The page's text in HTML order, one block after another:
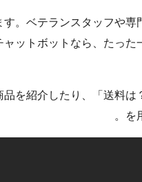
。ベテランスタッフや
トボットなら、たった
を紹介したり、「送料
を